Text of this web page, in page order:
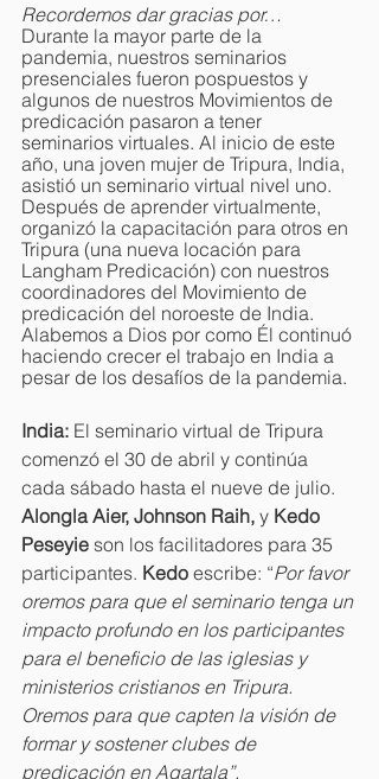
Recordemos dar gracias por…
Durante la mayor parte de la
pandemia, nuestros seminarios
presenciales fueron pospuestos y
algunos de nuestros Movimientos de
predicación pasaron a tener
seminarios virtuales. Al inicio de este
año, una joven mujer de Tripura, India,
asistió un seminario virtual nivel uno.
Después de aprender virtualmente,
organizó la capacitación para otros en
Tripura (una nueva locación para
Langham Predicación) con nuestros
coordinadores del Movimiento de
predicación del noroeste de India.
Alabemos a Dios por como Él continuó
haciendo crecer el trabajo en India a
pesar de los desafíos de la pandemia.
India: El seminario virtual de Tripura
comenzó el 30 de abril y continúa
cada sábado hasta el nueve de julio.
Alongla Aier, Johnson Raih, y Kedo
Peseyie son los facilitadores para 35
participantes. Kedo escribe: “Por favor
oremos para que el seminario tenga un
impacto profundo en los participantes
para el beneficio de las iglesias y
ministerios cristianos en Tripura.
Oremos para que capten la visión de
formar y sostener clubes de
predicación en Agartala”.